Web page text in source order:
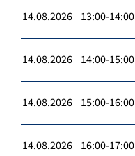
14.08.2026 13:00-14:00
14.08.2026 14:00-15:00
14.08.2026 15:00-16:00
14.08.2026 16:00-17:00